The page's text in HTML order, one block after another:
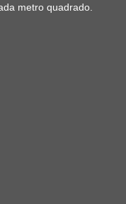
metro quadrado.